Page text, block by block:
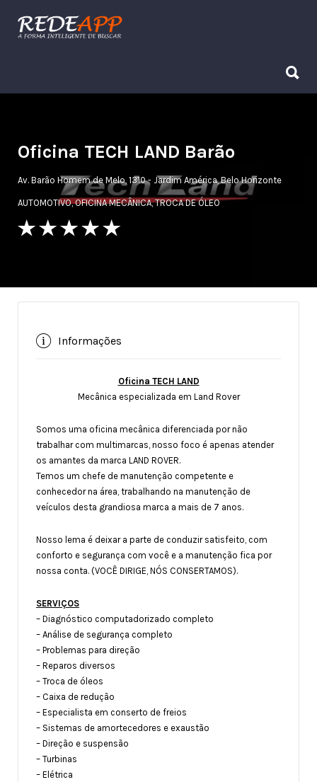
Procurar:
Oficina TECH LAND Barão
Av. Barão Homem de Melo, 1310 - Jardim América, Belo Horizonte
AUTOMOTIVO,OFICINA MECÂNICA,TROCA DE ÓLEO
Informações
Oficina TECH LAND
Mecânica especializada em Land Rover
Somos uma oficina mecânica diferenciada por não
trabalhar com multimarcas, nosso foco é apenas atender
os amantes da marca LAND ROVER.
Temos um chefe de manutenção competente e
conhecedor na área, trabalhando na manutenção de
veículos desta grandiosa marca a mais de 7 anos.
Nosso lema é deixar a parte de conduzir satisfeito, com
conforto e segurança com você e a manutenção fica por
nossa conta. (VOCÊ DIRIGE, NÓS CONSERTAMOS).
SERVIÇOS
– Diagnóstico computadorizado completo
– Análise de segurança completo
– Problemas para direção
– Reparos diversos
– Troca de óleos
– Caixa de redução
– Especialista em conserto de freios
– Sistemas de amortecedores e exaustão
– Direção e suspensão
– Turbinas
– Elétrica